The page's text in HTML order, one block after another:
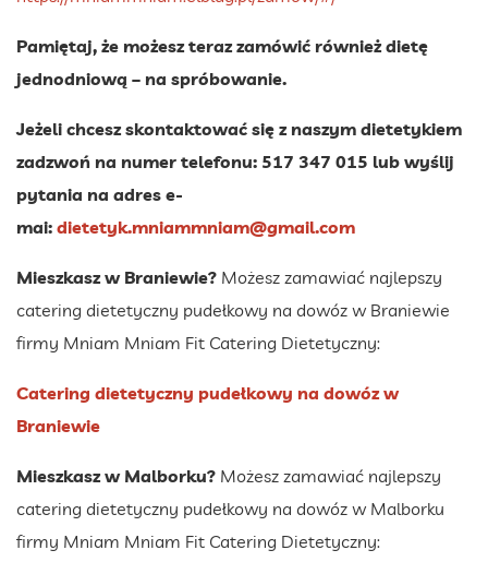
Pamiętaj, że możesz teraz zamówić również dietę
jednodniową – na spróbowanie.
Jeżeli chcesz skontaktować się z naszym dietetykiem
zadzwoń na numer telefonu: 517 347 015 lub wyślij
pytania na adres e-
mai: dietetyk.mniammniam@gmail.com
Mieszkasz w Braniewie? Możesz zamawiać najlepszy
catering dietetyczny pudełkowy na dowóz w Braniewie
firmy Mniam Mniam Fit Catering Dietetyczny:
Catering dietetyczny pudełkowy na dowóz w
Braniewie
Mieszkasz w Malborku? Możesz zamawiać najlepszy
catering dietetyczny pudełkowy na dowóz w Malborku
firmy Mniam Mniam Fit Catering Dietetyczny: